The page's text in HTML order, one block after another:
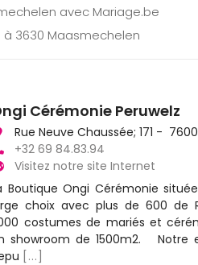
avec Mariage.be
3630 Maasmechelen
Cérémonie Peruwelz
Rue Neuve Chaussée; 171 -
+32 69 84.83.94
Visitez notre site Internet
Boutique Ongi Cérémonie
choix avec plus de 600 de
costumes de mariés et
showroom de 1500m2. Notre
[...]